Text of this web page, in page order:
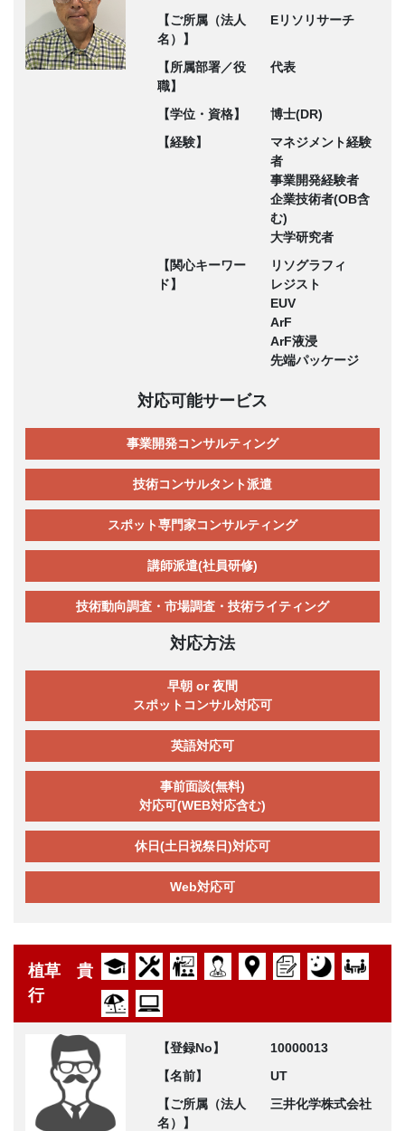
【ご所属（法人
名）】
Eリソリサーチ
【所属部署／役
職】
代表
【学位・資格】
博士(DR)
【経験】
マネジメント経験
者
事業開発経験者
企業技術者(OB含
む)
大学研究者
【関心キーワー
ド】
リソグラフィ
レジスト
EUV
ArF
ArF液浸
先端パッケージ
対応可能サービス
事業開発コンサルティング
技術コンサルタント派遣
スポット専門家コンサルティング
講師派遣(社員研修)
技術動向調査・市場調査・技術ライティング
対応方法
早朝 or 夜間
スポットコンサル対応可
英語対応可
事前面談(無料)
対応可(WEB対応含む)
休日(土日祝祭日)対応可
Web対応可
植草 貴
行
【登録No】
10000013
【名前】
UT
【ご所属（法人
名）】
三井化学株式会社